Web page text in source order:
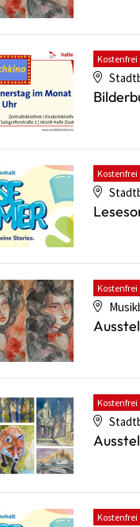
Kostenfrei
Kostenfrei
Kostenfrei
Kostenfrei
Kostenfrei